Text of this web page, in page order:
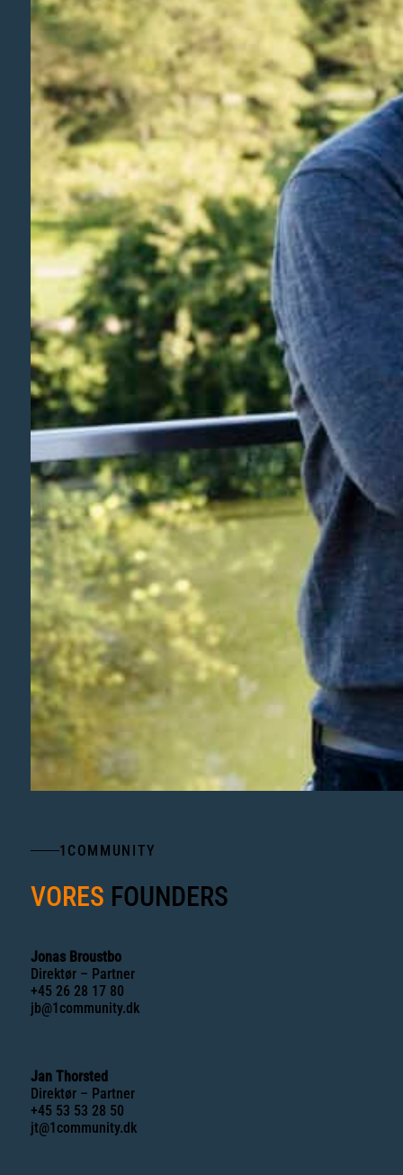
1COMMUNITY
VORES FOUNDERS
Jonas Broustbo
Direktør – Partner
+45 26 28 17 80
jb@1community.dk
Jan Thorsted
Direktør – Partner
+45 53 53 28 50
jt@1community.dk